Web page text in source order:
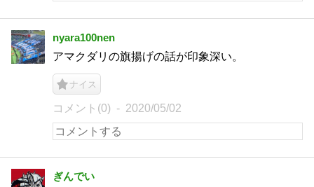
nyara100nen
アマクダリの旗揚げの話が印象深い。
ナイス
コメント(0) 2020/05/02
ぎんでい